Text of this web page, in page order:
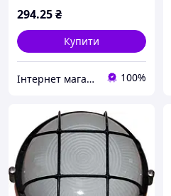
294.25₴
Купити
Інтернет магазин "Світ Електрики" 100%